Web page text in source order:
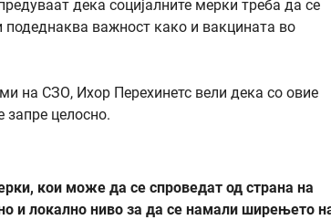
дека социјалните мерки треба да се
подеднаква важност како и вакцината во
на СЗО, Ихор Перехинетс вели дека со овие
целосно.
кои може да се спроведат од страна на
и локално ниво за да се намали ширењето